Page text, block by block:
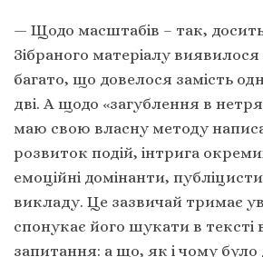
— Щодо масштабів – так,
Зібраного матеріалу виявилося
багато, що довелося замість
дві. А щодо «загублення в
маю свою власну методу
розвиток подій, інтрига
емоційні домінанти,
викладу. Це зазвичай тримає
спонукає його шукати в тексті
запитання: а що, як і чому було